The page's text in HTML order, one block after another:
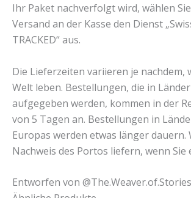
Ihr Paket nachverfolgt wird, wählen
Versand an der Kasse den Dienst
TRACKED“ aus.
Die Lieferzeiten variieren je nachdem,
Welt leben. Bestellungen, die in
aufgegeben werden, kommen in der
von 5 Tagen an. Bestellungen in
Europas werden etwas länger dauern.
Nachweis des Portos liefern, wenn Sie
Entworfen von @The.Weaver.of.Stories